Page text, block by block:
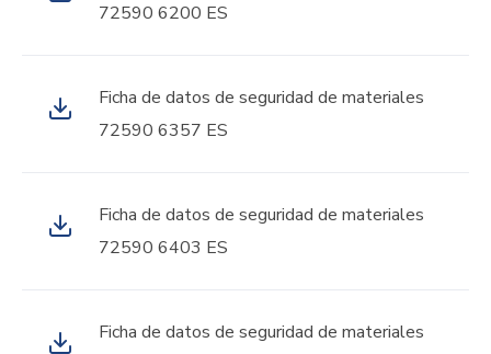
72590 6200 ES
Ficha de datos de seguridad de materiales
72590 6357 ES
Ficha de datos de seguridad de materiales
72590 6403 ES
Ficha de datos de seguridad de materiales